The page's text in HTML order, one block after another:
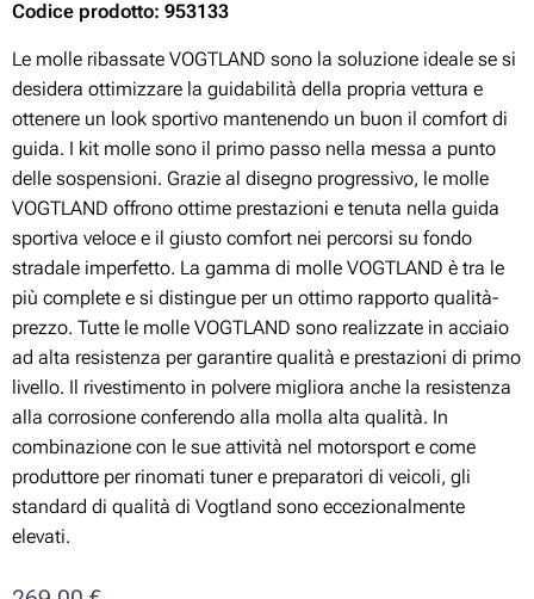
Codice prodotto: 953133
Le molle ribassate VOGTLAND sono la soluzione ideale se si
desidera ottimizzare la guidabilità della propria vettura e
ottenere un look sportivo mantenendo un buon il comfort di
guida. I kit molle sono il primo passo nella messa a punto
delle sospensioni. Grazie al disegno progressivo, le molle
VOGTLAND offrono ottime prestazioni e tenuta nella guida
sportiva veloce e il giusto comfort nei percorsi su fondo
stradale imperfetto. La gamma di molle VOGTLAND è tra le
più complete e si distingue per un ottimo rapporto qualità-
prezzo. Tutte le molle VOGTLAND sono realizzate in acciaio
ad alta resistenza per garantire qualità e prestazioni di primo
livello. Il rivestimento in polvere migliora anche la resistenza
alla corrosione conferendo alla molla alta qualità. In
combinazione con le sue attività nel motorsport e come
produttore per rinomati tuner e preparatori di veicoli, gli
standard di qualità di Vogtland sono eccezionalmente
elevati.